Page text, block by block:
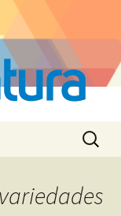
Buscar: